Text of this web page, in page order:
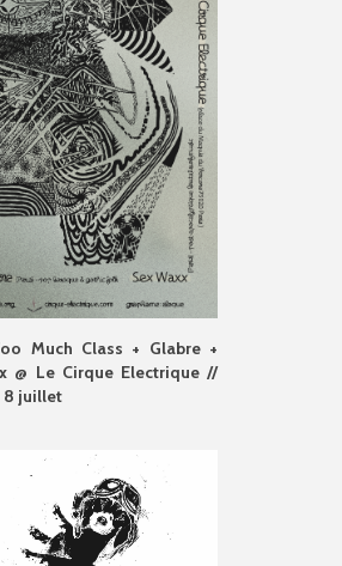
Much Class + Glabre +
@ Le Cirque Electrique //
8 juillet